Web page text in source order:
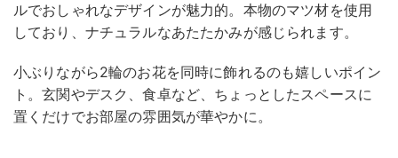
ルでおしゃれなデザインが魅力的。本物のマツ材を使用
しており、ナチュラルなあたたかみが感じられます。
小ぶりながら2輪のお花を同時に飾れるのも嬉しいポイン
ト。玄関やデスク、食卓など、ちょっとしたスペースに
置くだけでお部屋の雰囲気が華やかに。